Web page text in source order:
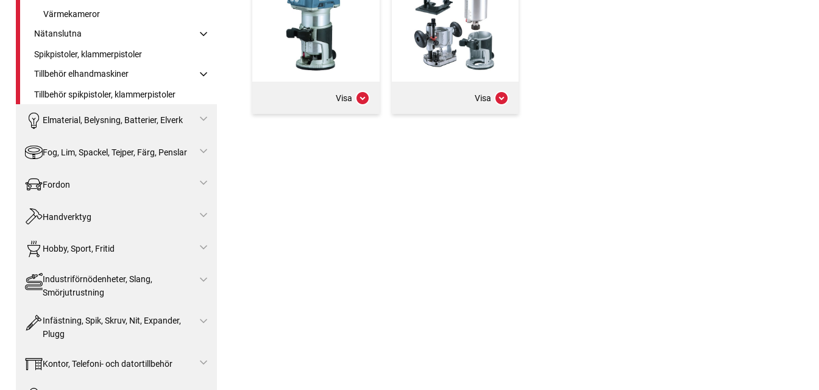
Värmekameror
Nätanslutna
Spikpistoler, klammerpistoler
Tillbehör elhandmaskiner
Tillbehör spikpistoler, klammerpistoler
Elmaterial, Belysning, Batterier, Elverk
Fog, Lim, Spackel, Tejper, Färg, Penslar
Fordon
Handverktyg
Hobby, Sport, Fritid
Industriförnödenheter, Slang,
Smörjutrustning
Infästning, Spik, Skruv, Nit, Expander,
Plugg
Kontor, Telefoni- och datortillbehör
Visa Visa